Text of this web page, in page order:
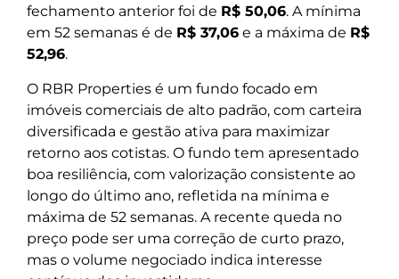
fechamento anterior foi de R$ 50,06. A mínima
em 52 semanas é de R$ 37,06 e a máxima de R$
52,96.
O RBR Properties é um fundo focado em
imóveis comerciais de alto padrão, com carteira
diversificada e gestão ativa para maximizar
retorno aos cotistas. O fundo tem apresentado
boa resiliência, com valorização consistente ao
longo do último ano, refletida na mínima e
máxima de 52 semanas. A recente queda no
preço pode ser uma correção de curto prazo,
mas o volume negociado indica interesse